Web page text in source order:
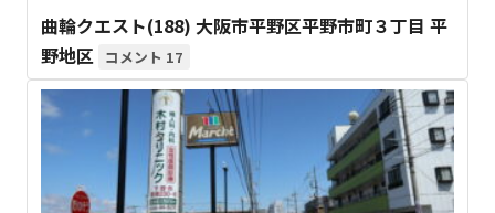
曲輪クエスト(188) 大阪市平野区平野市町３丁目 平
野地区
17